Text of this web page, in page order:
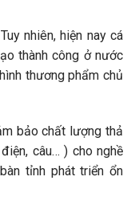
nhiên, hiện nay cá
thành công ở nước
thương phẩm chủ
bảo chất lượng thả
câu… ) cho nghề
tỉnh phát triển ổn